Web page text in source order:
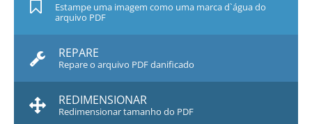
Estampe uma imagem como uma marca d`água do
arquivo PDF
REPARE
Repare o arquivo PDF danificado
REDIMENSIONAR
Redimensionar tamanho do PDF